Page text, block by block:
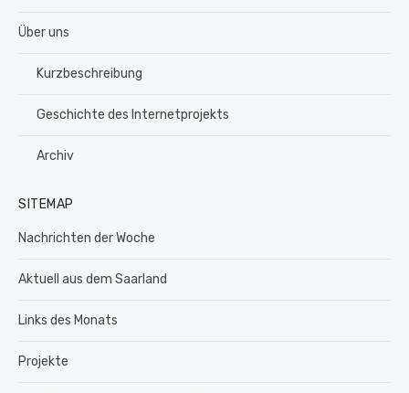
Über uns
Kurzbeschreibung
Geschichte des Internetprojekts
Archiv
SITEMAP
Nachrichten der Woche
Aktuell aus dem Saarland
Links des Monats
Projekte